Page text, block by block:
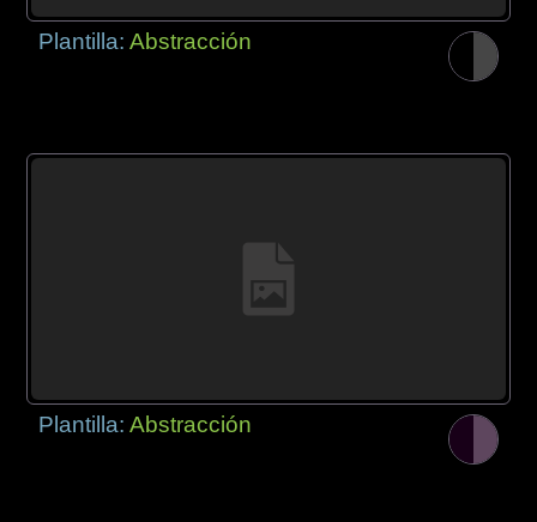
Plantilla:Abstracción
Plantilla:Abstracción